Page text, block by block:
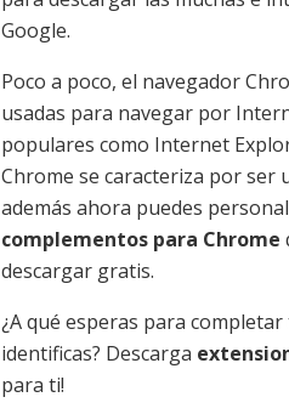
Google.
Poco a poco, el navegador
usadas para navegar por
populares como Internet
Chrome se caracteriza por ser
además ahora puedes
complementos para Chrome
descargar gratis.
¿A qué esperas para
identificas? Descarga
para ti!